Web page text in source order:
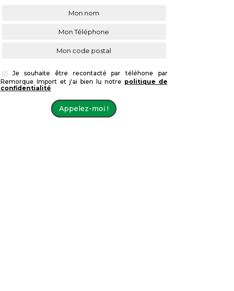
Je souhaite être recontacté par téléhone par
Remorque Import et j'ai bien lu notre politique de
confidentialité
Appelez-moi !